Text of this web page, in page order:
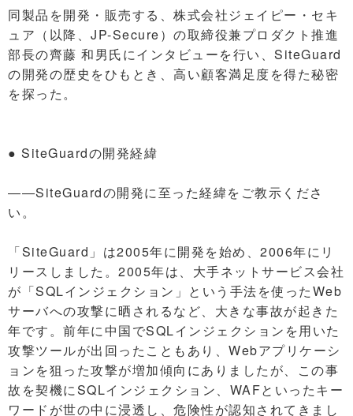
同製品を開発・販売する、株式会社ジェイピー・セキ
ュア（以降、JP-Secure）の取締役兼プロダクト推進
部長の齊藤 和男氏にインタビューを行い、SiteGuard
の開発の歴史をひもとき、高い顧客満足度を得た秘密
を探った。
● SiteGuardの開発経緯
――SiteGuardの開発に至った経緯をご教示くださ
い。
「SiteGuard」は2005年に開発を始め、2006年にリ
リースしました。2005年は、大手ネットサービス会社
が「SQLインジェクション」という手法を使ったWeb
サーバへの攻撃に晒されるなど、大きな事故が起きた
年です。前年に中国でSQLインジェクションを用いた
攻撃ツールが出回ったこともあり、Webアプリケーシ
ョンを狙った攻撃が増加傾向にありましたが、この事
故を契機にSQLインジェクション、WAFといったキー
ワードが世の中に浸透し、危険性が認知されてきまし